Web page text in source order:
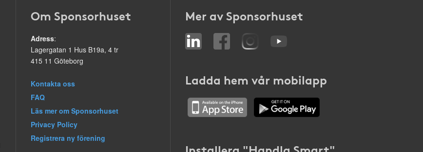
Om Sponsorhuset
Adress:
Lagergatan 1 Hus B19a, 4 tr
415 11 Göteborg
Kontakta oss
FAQ
Läs mer om Sponsorhuset
Privacy Policy
Registrera ny förening
Mer av Sponsorhuset
Ladda hem vår mobilapp